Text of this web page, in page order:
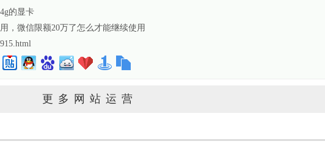
的显卡
，微信限额20万了怎么才能继续使用
更多网站运营